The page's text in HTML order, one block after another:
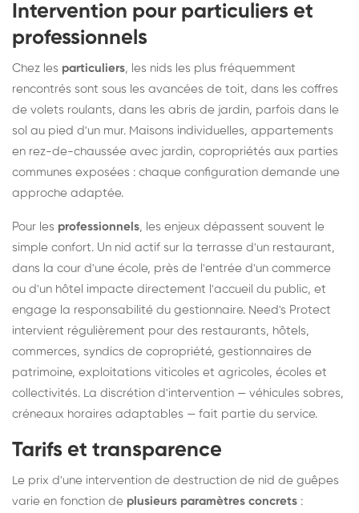
Intervention pour particuliers et
professionnels
Chez les particuliers, les nids les plus fréquemment
rencontrés sont sous les avancées de toit, dans les coffres
de volets roulants, dans les abris de jardin, parfois dans le
sol au pied d'un mur. Maisons individuelles, appartements
en rez-de-chaussée avec jardin, copropriétés aux parties
communes exposées : chaque configuration demande une
approche adaptée.
Pour les professionnels, les enjeux dépassent souvent le
simple confort. Un nid actif sur la terrasse d'un restaurant,
dans la cour d'une école, près de l'entrée d'un commerce
ou d'un hôtel impacte directement l'accueil du public, et
engage la responsabilité du gestionnaire. Need's Protect
intervient régulièrement pour des restaurants, hôtels,
commerces, syndics de copropriété, gestionnaires de
patrimoine, exploitations viticoles et agricoles, écoles et
collectivités. La discrétion d'intervention — véhicules sobres,
créneaux horaires adaptables — fait partie du service.
Tarifs et transparence
Le prix d'une intervention de destruction de nid de guêpes
varie en fonction de plusieurs paramètres concrets :